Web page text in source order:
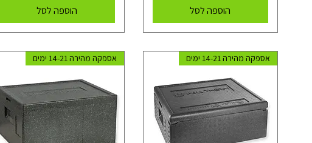
הוספה לסל הוספה לסל
אספקה מהירה 14-21 ימים אספקה מהירה 14-21 ימים